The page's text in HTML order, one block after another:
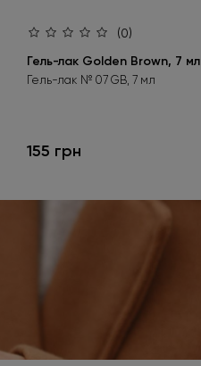
(0)
Гель-лак Golden Brown, 7 мл
Гель-лак № 07 GB, 7 мл
155 грн